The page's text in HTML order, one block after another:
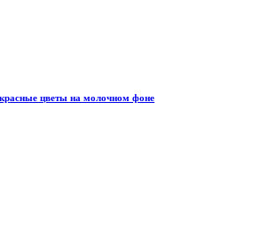
цветы на молочном фоне